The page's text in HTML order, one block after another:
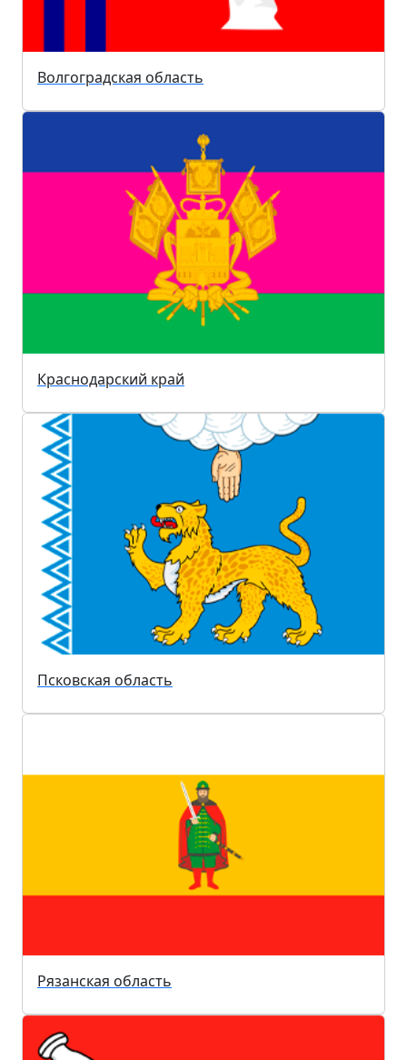
Волгоградская область
Краснодарский край
Псковская область
Рязанская область